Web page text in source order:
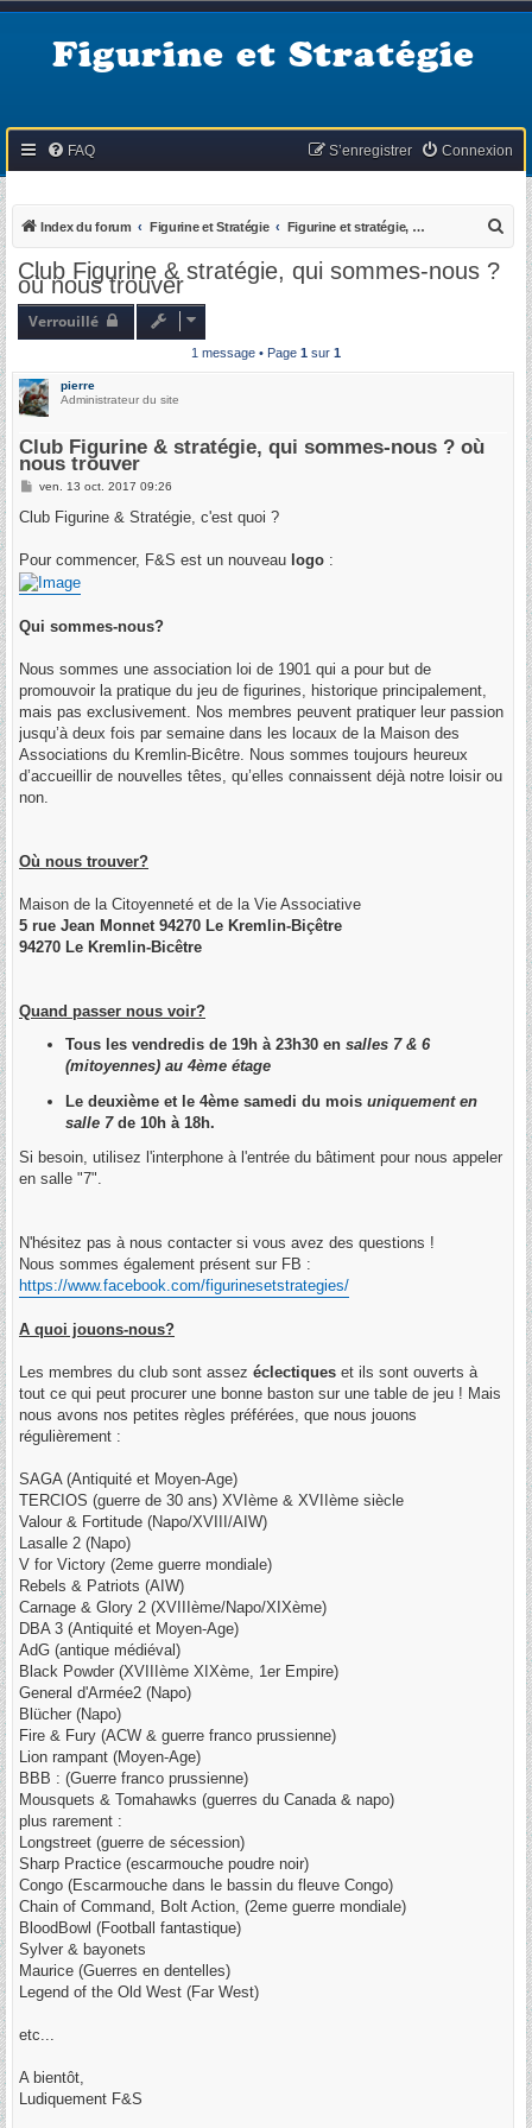
Figurine et Stratégie
FAQ Connexion
S’enregistrer
Index du forum Figurine et Stratégie Figurine et stratégie, qu'est ce que c'est ?
Club Figurine & stratégie, qui sommes-nous ?
où nous trouver
Verrouillé
1 message • Page 1 sur 1
pierre
Administrateur du site
Club Figurine & stratégie, qui sommes-nous ? où
nous trouver
M
s
g
ven. 13 oct. 2017 09:26
Club Figurine & Stratégie, c'est quoi ?
Pour commencer, F&S est un nouveau logo :
Qui sommes-nous?
Nous sommes une association loi de 1901 qui a pour but de
promouvoir la pratique du jeu de figurines, historique principalement,
mais pas exclusivement. Nos membres peuvent pratiquer leur passion
jusqu’à deux fois par semaine dans les locaux de la Maison des
Associations du Kremlin-Bicêtre. Nous sommes toujours heureux
d’accueillir de nouvelles têtes, qu’elles connaissent déjà notre loisir ou
non.
Où nous trouver?
Maison de la Citoyenneté et de la Vie Associative
5 rue Jean Monnet 94270 Le Kremlin-Biçêtre
94270 Le Kremlin-Bicêtre
Quand passer nous voir?
Tous les vendredis de 19h à 23h30 en salles 7 & 6
(mitoyennes) au 4ème étage
Le deuxième et le 4ème samedi du mois uniquement en
salle 7de 10h à 18h.
Si besoin, utilisez l'interphone à l'entrée du bâtiment pour nous appeler
en salle "7".
N'hésitez pas à nous contacter si vous avez des questions !
Nous sommes également présent sur FB :
https://www.facebook.com/figurinesetstrategies/
A quoi jouons-nous?
Les membres du club sont assez éclectiques et ils sont ouverts à
tout ce qui peut procurer une bonne baston sur une table de jeu ! Mais
nous avons nos petites règles préférées, que nous jouons
régulièrement :
SAGA (Antiquité et Moyen-Age)
TERCIOS (guerre de 30 ans) XVIème & XVIIème siècle
Valour & Fortitude (Napo/XVIII/AIW)
Lasalle 2 (Napo)
V for Victory (2eme guerre mondiale)
Rebels & Patriots (AIW)
Carnage & Glory 2 (XVIIIème/Napo/XIXème)
DBA 3 (Antiquité et Moyen-Age)
AdG (antique médiéval)
Black Powder (XVIIIème XIXème, 1er Empire)
General d'Armée2 (Napo)
Blücher (Napo)
Fire & Fury (ACW & guerre franco prussienne)
Lion rampant (Moyen-Age)
BBB : (Guerre franco prussienne)
Mousquets & Tomahawks (guerres du Canada & napo)
plus rarement :
Longstreet (guerre de sécession)
Sharp Practice (escarmouche poudre noir)
Congo (Escarmouche dans le bassin du fleuve Congo)
Chain of Command, Bolt Action, (2eme guerre mondiale)
BloodBowl (Football fantastique)
Sylver & bayonets
Maurice (Guerres en dentelles)
Legend of the Old West (Far West)
etc...
A bientôt,
Ludiquement F&S